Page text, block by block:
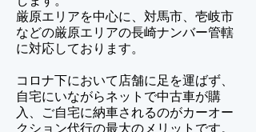
厳原エリアを中心に、対馬市、壱岐市
などの厳原エリアの長崎ナンバー管轄
に対応しております。
コロナ下において店舗に足を運ばず、
自宅にいながらネットで中古車が購
入、ご自宅に納車されるのがカーオー